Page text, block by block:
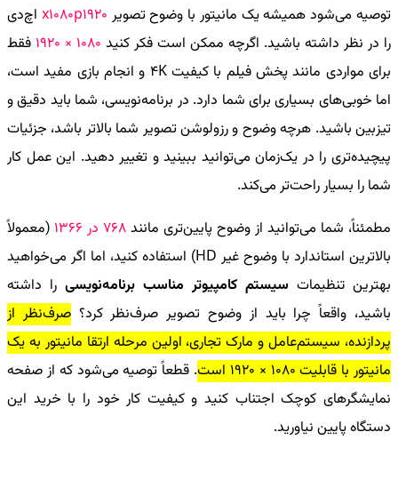
توصیه می‌شود همیشه یک مانیتور با وضوح تصویر
x1080p اچ‌دی
را در نظر داشته باشید. اگرچه ممکن است فکر کنید 1080 × 1920
فقط
برای مواردی مانند پخش فیلم با کیفیت4K و انجام بازی مفید است،
اما خوبی‌های بسیاری برای شما دارد. در برنامه‌نویسی، شما باید دقیق و
تیزبین باشید. هرچه وضوح و رزولوشن تصویر شما بالاتر باشد، جزئیات
پیچیده‌تری را در یک‌زمان می‌توانید ببینید و تغییر دهید. این عمل کار
شما را بسیار راحت‌تر می‌کند.
مطمئناً، شما می‌توانید از وضوح پایین‌تری مانند 768 در 1366
(معمولاً
بالاترین استاندارد با وضوح غیر HD) استفاده کنید، اما اگر می‌خواهید
بهترین تنظیمات سیستم کامپیوتر مناسب برنامه‌نویسی را داشته
باشید، واقعاً چرا باید از وضوح تصویر صرف‌نظر کرد؟صرف‌نظر از
پردازنده، سیستم‌عامل و مارک تجاری، اولین مرحله ارتقا مانیتور به یک
مانیتور با قابلیت 1080 × 1920 است
. قطعاً توصیه می‌شود که از صفحه
نمایشگرهای کوچک اجتناب کنید و کیفیت کار خود را با خرید این
دستگاه پایین نیاورید.